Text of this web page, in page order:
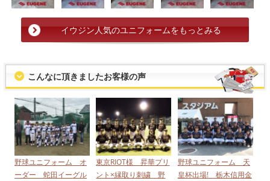
イウジン人気のユニフォームをもっとみる
こんなに頂きましたお客様の声
野球ユニフォーム オ
ーダー 蛇田イーグル
東京RIOT様 昇華プリ
ント×縁取り刺繍 野
野球ユニフォーム 天
皇杯出場! 栃木信用金